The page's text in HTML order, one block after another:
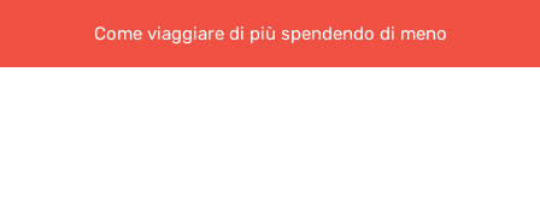
Come viaggiare di più spendendo di meno